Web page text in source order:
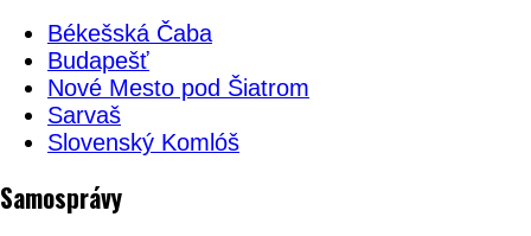
Békešská Čaba
Budapešť
Nové Mesto pod Šiatrom
Sarvaš
Slovenský Komlóš
Samosprávy